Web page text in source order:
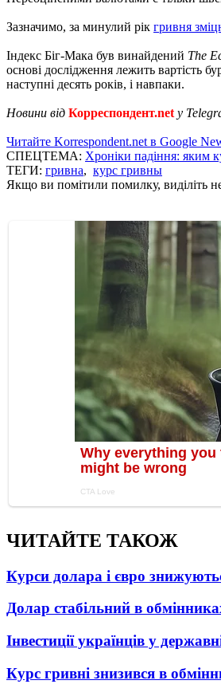
Зазначимо, за минулий рік гривня
Індекс Біг-Мака був винайдений The
основі дослідження лежить вартість
наступні десять років, і навпаки.
Новини від Корреспондент.net у
Читайте Korrespondent.net в Google
СПЕЦТЕМА: Хроніки падіння: яким
ТЕГИ: гривна, курс гривны
Якщо ви помітили помилку, виділіть
ЧИТАЙТЕ ТАКОЖ
Курси долара і євро
Долар стабільний в
Інвестиції українців у
Курс гривні знизився в